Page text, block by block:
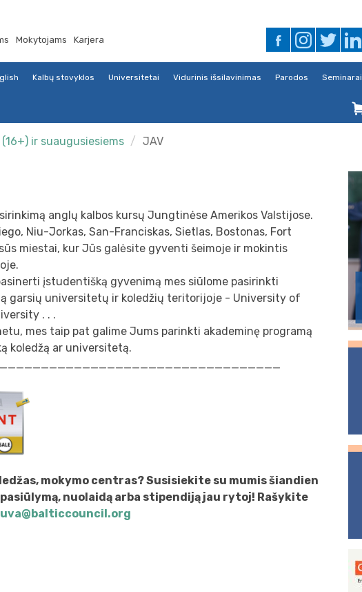
Mokytojams Karjera
Kalbų stovyklos Universitetai Vidurinis išsilavinimas Parodos Seminarai
ir suaugusiesiems JAV
anglų kalbos kursų Jungtinėse Amerikos Valstijose.
Niu-Jorkas, San-Franciskas, Sietlas, Bostonas, Fort
miestai, kur Jūs galėsite gyventi šeimoje ir mokintis
įstudentišką gyvenimą mes siūlome pasirinkti
garsių universitetų ir koledžių teritorijoje - University of
. . .
mes taip pat galime Jums parinkti akademinę programą
koledžą ar universitetą.
mokymo centras? Susisiekite su mumis šiandien
nuolaidą arba stipendiją jau rytoj! Rašykite